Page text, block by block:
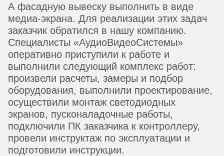
А фасадную вывеску выполнить в виде
медиа-экрана. Для реализации этих задач
заказчик обратился в нашу компанию.
Специалисты «АудиоВидеоСистемы»
оперативно приступили к работе и
выполнили следующий комплекс работ:
произвели расчеты, замеры и подбор
оборудования, выполнили проектирование,
осуществили монтаж светодиодных
экранов, пусконаладочные работы,
подключили ПК заказчика к контроллеру,
провели инструктаж по эксплуатации и
подготовили инструкции.